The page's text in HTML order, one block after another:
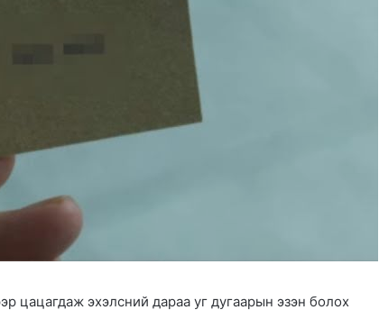
цацагдаж эхэлсний дараа уг дугаарын эзэн болох